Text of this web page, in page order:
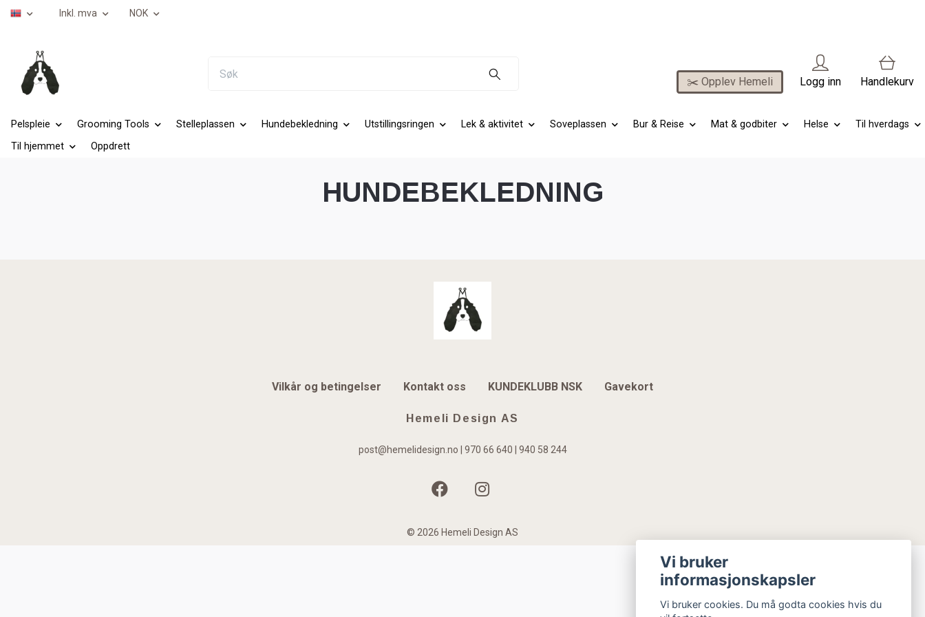
Inkl. mva NOK
✂️ Opplev Hemeli Logg inn Handlekurv
Pelspleie Grooming Tools Stelleplassen Hundebekledning Utstillingsringen Lek & aktivitet Soveplassen Bur & Reise Mat & godbiter Helse
Til hverdags
Til hjemmet
Oppdrett
HUNDEBEKLEDNING
Vilkår og betingelser Kontakt oss KUNDEKLUBB NSK Gavekort
Hemeli Design AS
post@hemelidesign.no | 970 66 640 | 940 58 244
© 2026 Hemeli Design AS
Vi bruker
informasjonskapsler
Vi bruker cookies. Du må godta cookies hvis du